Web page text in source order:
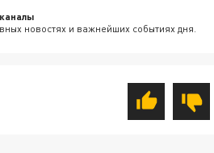
новостях и важнейших событиях дня.